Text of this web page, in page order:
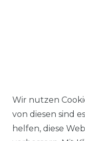
Wir nutzen
von diesen sind
helfen, diese
*Bitte beachte: Ab
59,- Euro sparst du